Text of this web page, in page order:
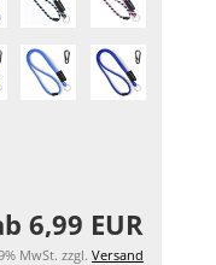
6,99 EUR
MwSt. zzgl. Versand